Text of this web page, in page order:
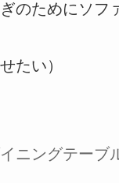
のためにソフ
たい）
ングテーブ